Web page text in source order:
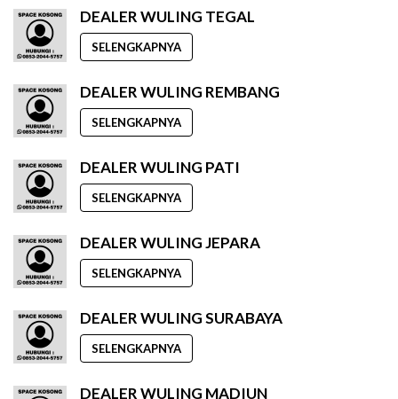
DEALER WULING TEGAL
SELENGKAPNYA
DEALER WULING REMBANG
SELENGKAPNYA
DEALER WULING PATI
SELENGKAPNYA
DEALER WULING JEPARA
SELENGKAPNYA
DEALER WULING SURABAYA
SELENGKAPNYA
DEALER WULING MADIUN